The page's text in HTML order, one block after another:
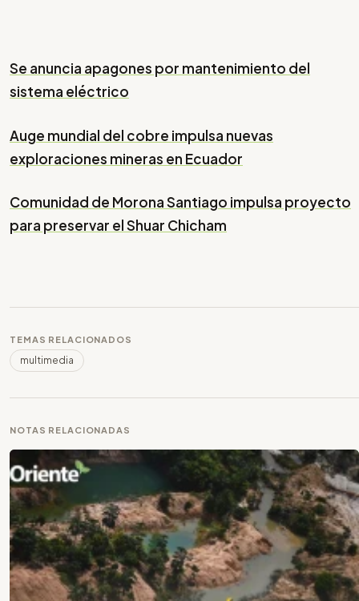
Se anuncia apagones por mantenimiento del
sistema eléctrico
Auge mundial del cobre impulsa nuevas
exploraciones mineras en Ecuador
Comunidad de Morona Santiago impulsa proyecto
para preservar el Shuar Chicham
TEMAS RELACIONADOS
multimedia
NOTAS RELACIONADAS